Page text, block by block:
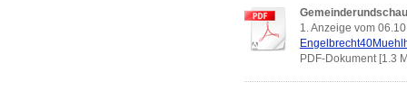
1. Anzeige vom
PDF-Dokument [1.3